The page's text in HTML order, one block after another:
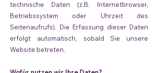
technische Daten (z.B. Internetbrowser,
Betriebssystem oder Uhrzeit des
Seitenaufrufs). Die Erfassung dieser Daten
erfolgt automatisch, sobald Sie unsere
Website betreten.